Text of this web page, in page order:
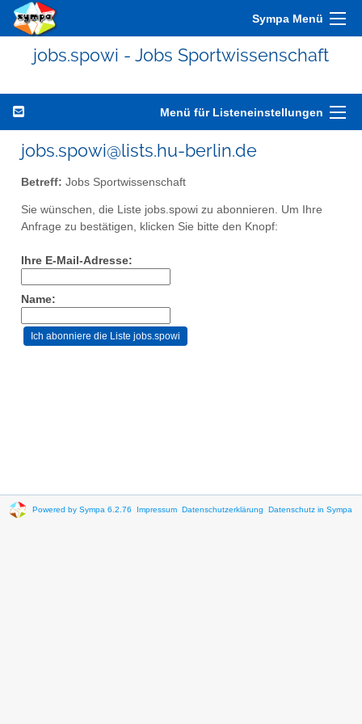
Sympa Menü
jobs.spowi - Jobs Sportwissenschaft
Menü für Listeneinstellungen
jobs.spowi@lists.hu-berlin.de
Betreff: Jobs Sportwissenschaft
Sie wünschen, die Liste jobs.spowi zu abonnieren. Um Ihre
Anfrage zu bestätigen, klicken Sie bitte den Knopf:
Ihre E-Mail-Adresse:
Name:
Powered by Sympa 6.2.76 Impressum Datenschutzerklärung Datenschutz in Sympa